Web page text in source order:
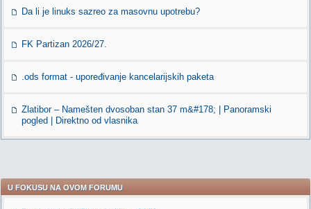
Da li je linuks sazreo za masovnu upotrebu?
FK Partizan 2026/27.
.ods format - upoređivanje kancelarijskih paketa
Zlatibor – Namešten dvosoban stan 37 m&#178; | Panoramski
pogled | Direktno od vlasnika
U FOKUSU NA OVOM FORUMU